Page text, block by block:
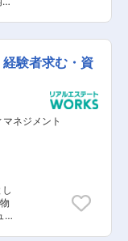
企
を
験者求む・資
ネジメント